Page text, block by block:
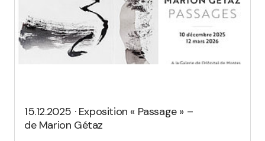
15.12.2025 · Exposition « Passage » –
de Marion Gétaz